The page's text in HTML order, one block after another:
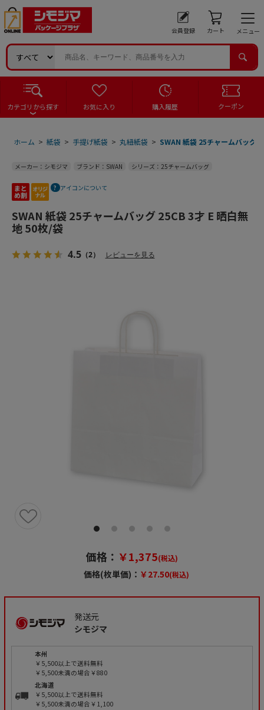
会員登録 カート メニュー
カテゴリから探す お気に入り 購入履歴 クーポン
ホーム > 紙袋 > 手提げ紙袋 > 丸紐紙袋 > SWAN 紙袋 25チャームバッグ
メーカー：シモジマ ブランド：SWAN シリーズ：25チャームバッグ
アイコンについて
SWAN 紙袋 25チャームバッグ 25CB 3才 E 晒白無
地 50枚/袋
4.5（2） レビューを見る
価格： ￥1,375(税込)
価格(枚単価)： ￥27.50(税込)
発送元
シモジマ
本州
￥5,500以上で送料無料
￥5,500未満の場合￥880
北海道
￥5,500以上で送料無料
￥5,500未満の場合￥1,100